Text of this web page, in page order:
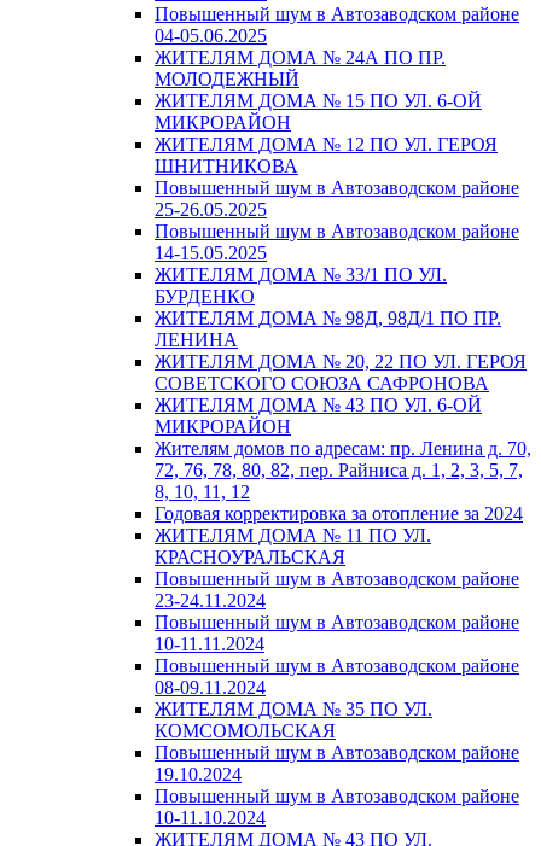
Повышенный шум в Автозаводском районе
04-05.06.2025
ЖИТЕЛЯМ ДОМА № 24А ПО ПР.
МОЛОДЕЖНЫЙ
ЖИТЕЛЯМ ДОМА № 15 ПО УЛ. 6-ОЙ
МИКРОРАЙОН
ЖИТЕЛЯМ ДОМА № 12 ПО УЛ. ГЕРОЯ
ШНИТНИКОВА
Повышенный шум в Автозаводском районе
25-26.05.2025
Повышенный шум в Автозаводском районе
14-15.05.2025
ЖИТЕЛЯМ ДОМА № 33/1 ПО УЛ.
БУРДЕНКО
ЖИТЕЛЯМ ДОМА № 98Д, 98Д/1 ПО ПР.
ЛЕНИНА
ЖИТЕЛЯМ ДОМА № 20, 22 ПО УЛ. ГЕРОЯ
СОВЕТСКОГО СОЮЗА САФРОНОВА
ЖИТЕЛЯМ ДОМА № 43 ПО УЛ. 6-ОЙ
МИКРОРАЙОН
Жителям домов по адресам: пр. Ленина д. 70,
72, 76, 78, 80, 82, пер. Райниса д. 1, 2, 3, 5, 7,
8, 10, 11, 12
Годовая корректировка за отопление за 2024
ЖИТЕЛЯМ ДОМА № 11 ПО УЛ.
КРАСНОУРАЛЬСКАЯ
Повышенный шум в Автозаводском районе
23-24.11.2024
Повышенный шум в Автозаводском районе
10-11.11.2024
Повышенный шум в Автозаводском районе
08-09.11.2024
ЖИТЕЛЯМ ДОМА № 35 ПО УЛ.
КОМСОМОЛЬСКАЯ
Повышенный шум в Автозаводском районе
19.10.2024
Повышенный шум в Автозаводском районе
10-11.10.2024
ЖИТЕЛЯМ ДОМА № 43 ПО УЛ.